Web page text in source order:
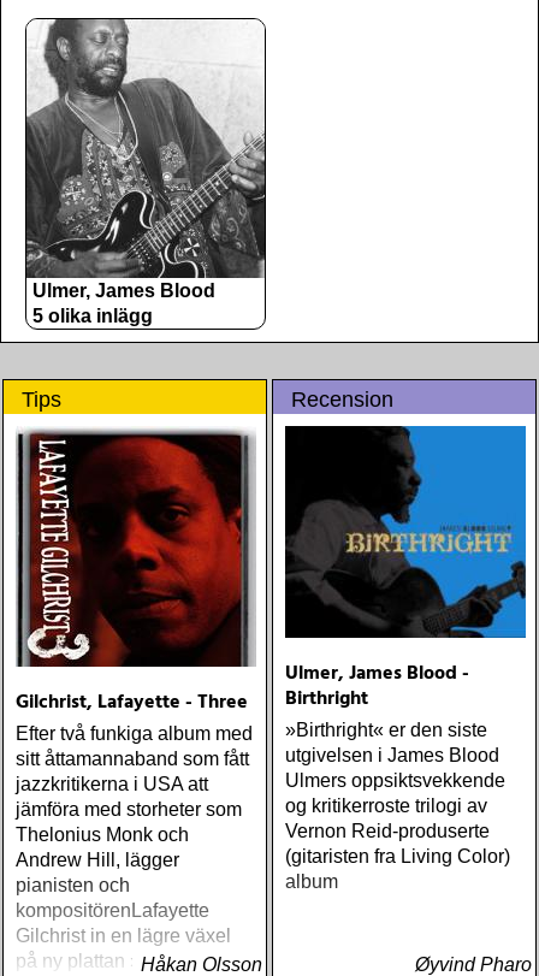
Ulmer, James Blood
5 olika inlägg
Tips
Gilchrist, Lafayette - Three
Efter två funkiga album med
sitt åttamannaband som fått
jazzkritikerna i USA att
jämföra med storheter som
Thelonius Monk och
Andrew Hill, lägger
pianisten och
kompositörenLafayette
Gilchrist in en lägre växel
på ny plattan »Three«Håkan Olsson
Recension
Ulmer, James Blood -
Birthright
»Birthright« er den siste
utgivelsen i James Blood
Ulmers oppsiktsvekkende
og kritikerroste trilogi av
Vernon Reid-produserte
(gitaristen fra Living Color)
album
Øyvind Pharo